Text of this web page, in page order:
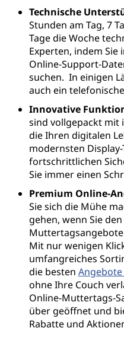
Technische
Stunden am Tag, 7
Tage die Woche
Experten, indem
Online-Support-
suchen. In einigen
auch ein
Innovative
sind vollgepackt mit
die Ihren digitalen
modernsten
fortschrittlichen
Sie immer einen
Premium Online-
Sie sich die Mühe
gehen, wenn Sie
Mit nur wenigen
umfangreiches
die besten
ohne Ihre Couch
Online-Muttertags-
über geöffnet und
Rabatte und